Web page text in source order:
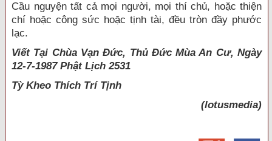
Cầu nguyện tất cả mọi người, mọi thí chủ, hoặc thiện
chí hoặc công sức hoặc tịnh tài, đều tròn đầy phước
lạc.
Viết Tại Chùa Vạn Đức, Thủ Đức Mùa An Cư, Ngày
12-7-1987 Phật Lịch 2531
Tỳ Kheo Thích Trí Tịnh
(lotusmedia)